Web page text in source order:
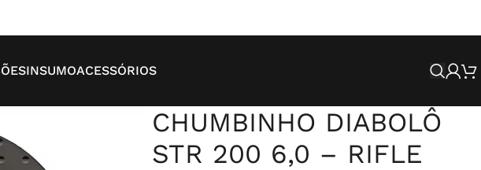
INSUMOACESSÓRIOS
CHUMBINHO DIABOLÔ
STR 200 6,0 – RIFLE